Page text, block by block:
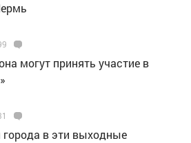
могут принять участие в
города в эти выходные